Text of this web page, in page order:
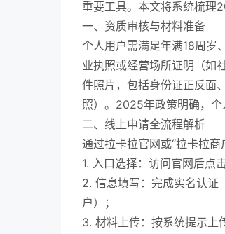
重要工具。本文将系统梳理
一、资质审核与材料准备
个人用户需满足年满18周岁
业执照或经营场所证明（如
件照片，包括身份证正反面
照）。2025年政策明确，个
二、线上申请全流程解析
通过拉卡拉官网或“拉卡拉商
1. 入口选择：访问官网后点
2. 信息填写：完成实名认
户）；
3. 材料上传：按系统提示上